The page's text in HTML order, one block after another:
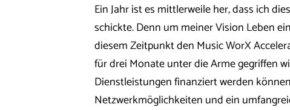
Ein Jahr ist es mittlerweile her, dass ich
schickte. Denn um meiner Vision Leben
diesem Zeitpunkt den Music WorX
für drei Monate unter die Arme gegriffen
Dienstleistungen finanziert werden
Netzwerkmöglichkeiten und ein